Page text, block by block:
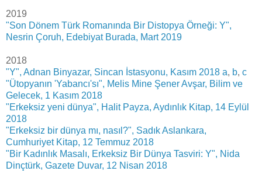
2019
"Son Dönem Türk Romanında Bir Distopya Örneği: Y",
Nesrin Çoruh, Edebiyat Burada, Mart 2019
2018
"Y", Adnan Binyazar, Sincan İstasyonu, Kasım 2018 a, b, c
"Ütopyanın 'Yabancı'sı", Melis Mine Şener Avşar, Bilim ve
Gelecek, 1 Kasım 2018
"Erkeksiz yeni dünya", Halit Payza, Aydınlık Kitap, 14 Eylül
2018
"Erkeksiz bir dünya mı, nasıl?", Sadık Aslankara,
Cumhuriyet Kitap, 12 Temmuz 2018
"Bir Kadınlık Masalı, Erkeksiz Bir Dünya Tasviri: Y", Nida
Dinçtürk, Gazete Duvar, 12 Nisan 2018